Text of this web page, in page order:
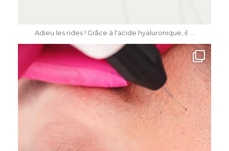
Adieu les rides ! Grâce à l'acide hyaluronique, il ...
dr.katiasalomon